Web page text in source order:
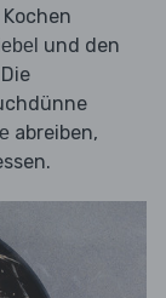
und den
abreiben,